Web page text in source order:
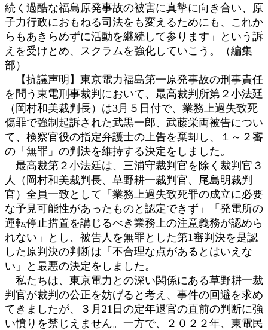
続く過酷な福島原発事故の被害に真摯に向き合い、原
子力行政におもねる司法をも変えるためにも、これか
らもあきらめずに活動を継続して参ります」という訴
えを受けとめ、スクラムを強化していこう。（編集
部）
【抗議声明】東京電力福島第一原発事故の刑事責任
を問う東電刑事裁判において、最高裁判所第２小法廷
（岡村和美裁判長）は3月５日付で、業務上過失致死
傷罪で強制起訴された武黒一郎、武藤栄両被告につい
て、検察官役の指定弁護士の上告を棄却し、１～２審
の「無罪」の判決を維持する決定をしました。
最高裁第２小法廷は、三浦守裁判官を除く裁判官３
人（岡村和美裁判長、草野耕一裁判官、尾島明裁判
官）全員一致として「業務上過失致死罪の成立に必要
な予見可能性があったものと認定できず」「発電所の
運転停止措置を講じるべき業務上の注意義務が認めら
れない」とし、被告人を無罪とした第1審判決を是認
した原判決の判断は「不合理な点があるとはいえな
い」と最悪の決定をしました。
私たちは、東京電力との深い関係にある草野耕一裁
判官が裁判の公正を妨げると考え、事件の回避を求め
てきましたが、３月21日の定年退官の直前の判断に強
い憤りを禁じえません。一方で、２０２２年、東電民